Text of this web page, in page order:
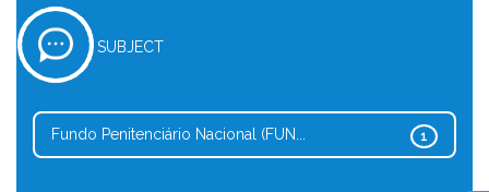
SUBJECT
1
Fundo Penitenciário Nacional (FUN...